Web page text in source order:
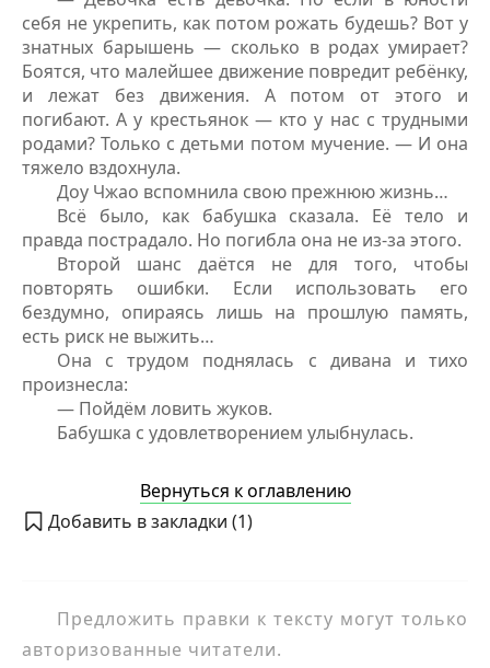
себя не укрепить, как потом рожать будешь? Вот у
знатных барышень — сколько в родах умирает?
Боятся, что малейшее движение повредит ребёнку,
и лежат без движения. А потом от этого и
погибают. А у крестьянок — кто у нас с трудными
родами? Только с детьми потом мучение. — И она
тяжело вздохнула.
Доу Чжао вспомнила свою прежнюю жизнь…
Всё было, как бабушка сказала. Её тело и
правда пострадало. Но погибла она не из-за этого.
Второй шанс даётся не для того, чтобы
повторять ошибки. Если использовать его
бездумно, опираясь лишь на прошлую память,
есть риск не выжить…
Она с трудом поднялась с дивана и тихо
произнесла:
— Пойдём ловить жуков.
Бабушка с удовлетворением улыбнулась.
Вернуться к оглавлению
Добавить в закладки (1)
Предложить правки к тексту могут только
авторизованные читатели.